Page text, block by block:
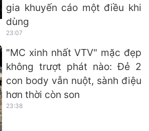
gia khuyến cáo một điều khi
dùng
23:07
"MC xinh nhất VTV" mặc đẹp
không trượt phát nào: Đẻ 2
con body vẫn nuột, sành điệu
hơn thời còn son
23:38